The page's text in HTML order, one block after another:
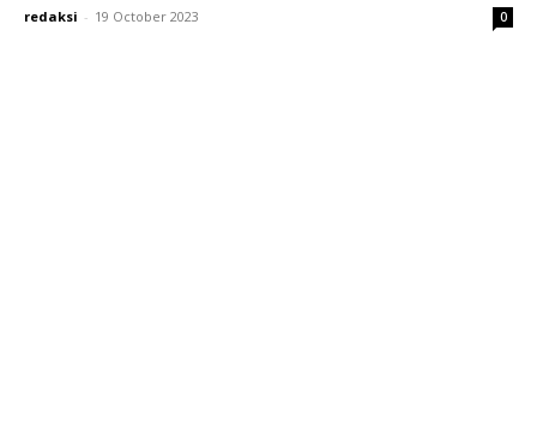
redaksi - 19 October 2023 0